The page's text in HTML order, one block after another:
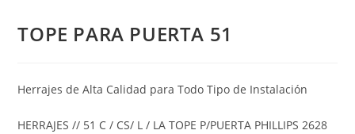
TOPE PARA PUERTA 51
Herrajes de Alta Calidad para Todo Tipo de Instalación
HERRAJES // 51 C / CS/ L / LA TOPE P/PUERTA PHILLIPS 2628